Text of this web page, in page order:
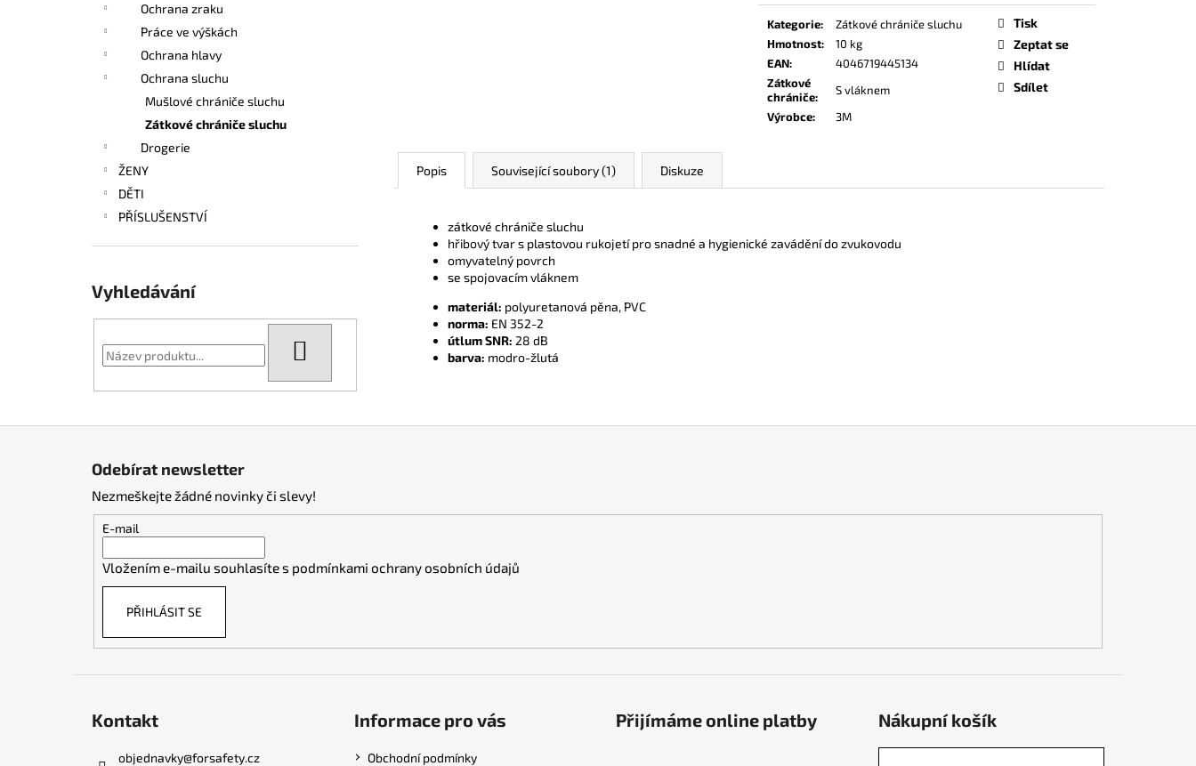
Ochrana zraku
Práce ve výškách
Ochrana hlavy
Ochrana sluchu
Mušlové chrániče sluchu
Zátkové chrániče sluchu
Drogerie
ŽENY
DĚTI
PŘÍSLUŠENSTVÍ
Vyhledávání
Kategorie:
Zátkové chrániče sluchu
Hmotnost:
10 kg
EAN:
4046719445134
Zátkové
chrániče:
S vláknem
Výrobce: 3M
Tisk
Zeptat se
Hlídat
Sdílet
Popis Související soubory (1) Diskuze
zátkové chrániče sluchu
hřibový tvar s plastovou rukojetí pro snadné a hygienické zavádění do zvukovodu
omyvatelný povrch
se spojovacím vláknem
materiál: polyuretanová pěna, PVC
norma: EN 352-2
útlum SNR: 28 dB
barva: modro-žlutá
Odebírat newsletter
Nezmeškejte žádné novinky či slevy!
E-mail
Vložením e-mailu souhlasíte s podmínkami ochrany osobních údajů
PŘIHLÁSIT SE
Kontakt
objednavky@forsafety.cz
Informace pro vás
Obchodní podmínky
Přijímáme online platby Nákupní košík